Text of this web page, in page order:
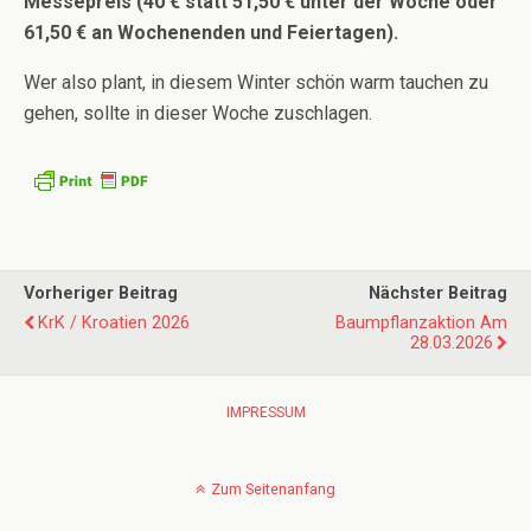
61,50 € an Wochenenden und Feiertagen).
Wer also plant, in diesem Winter schön warm tauchen zu
gehen, sollte in dieser Woche zuschlagen.
Vorheriger Beitrag
KrK / Kroatien 2026
Nächster Beitrag
Baumpflanzaktion Am
28.03.2026
IMPRESSUM
Zum Seitenanfang